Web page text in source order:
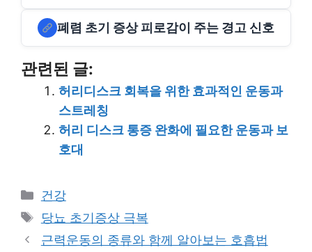
폐렴 초기 증상 피로감이 주는 경고 신호
관련된 글:
허리디스크 회복을 위한 효과적인 운동과
스트레칭
허리 디스크 통증 완화에 필요한 운동과 보
호대
Categories
건강
Tags
당뇨 초기증상 극복
근력운동의 종류와 함께 알아보는 호흡법